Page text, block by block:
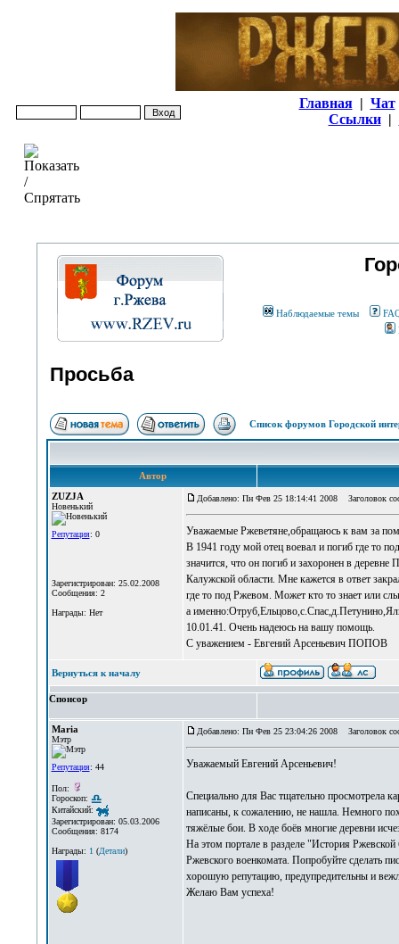
Главная | Чат
Ссылки |
Наблюдаемые темы
Просьба
Список форумов Городской
Автор
ZUZJA
Новенький
Репутация: 0
Зарегистрирован: 25.02.2008
Сообщения: 2
Награды: Нет
Добавлено: Пн Фев 25 18:14:41 2008 Заголовок
Уважаемые Ржеветяне,обращаюсь к вам за
В 1941 году мой отец воевал и погиб где то
значится, что он погиб и захоронен в
Калужской области. Мне кажется в ответ
где то под Ржевом. Может кто то знает или
а
10.01.41. Очень надеюсь на вашу помощь.
С уважением - Евгений Арсеньевич ПОПОВ
Вернуться к началу
Спонсор
Maria
Мэтр
Репутация: 44
Пол:
Гороскоп:
Китайский:
Зарегистрирован: 05.03.2006
Сообщения: 8174
Награды: 1(Детали)
Добавлено: Пн Фев 25 23:04:26 2008 Заголовок
Уважаемый Евгений Арсеньевич!
Специально для Вас тщательно просмотрела
написаны, к сожалению, не нашла. Немного
тяжёлые бои. В ходе боёв многие деревни
На этом портале в разделе "История
Ржевского военкомата. Попробуйте сделать
хорошую репутацию, предупредительны и
Желаю Вам успеха!